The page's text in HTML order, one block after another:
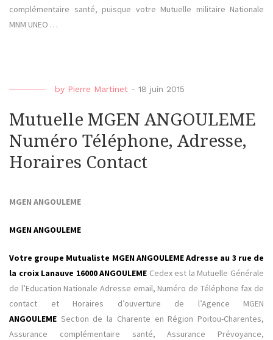
complémentaire santé, puisque votre Mutuelle militaire Nationale
MNM UNEO …
by Pierre Martinet - 18 juin 2015
Mutuelle MGEN ANGOULEME
Numéro Téléphone, Adresse,
Horaires Contact
MGEN ANGOULEME
MGEN ANGOULEME
Votre groupe Mutualiste MGEN ANGOULEME Adresse au 3 rue de
la croix Lanauve 16000 ANGOULEME Cedex est la Mutuelle Générale
de l’Education Nationale Adresse email, Numéro de Téléphone fax de
contact et Horaires d’ouverture de l’Agence MGEN
ANGOULEME Section de la Charente en Région Poitou-Charentes,
Assurance complémentaire santé, Assurance Prévoyance,